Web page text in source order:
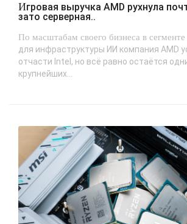
Игровая выручка AMD рухнула почти на треть,
зато серверная..
По масштабам своего бизнеса в
для инфраструктуры ИИ компания AMD
отчасти Intel, но всё равно остаётся
крупнейших...